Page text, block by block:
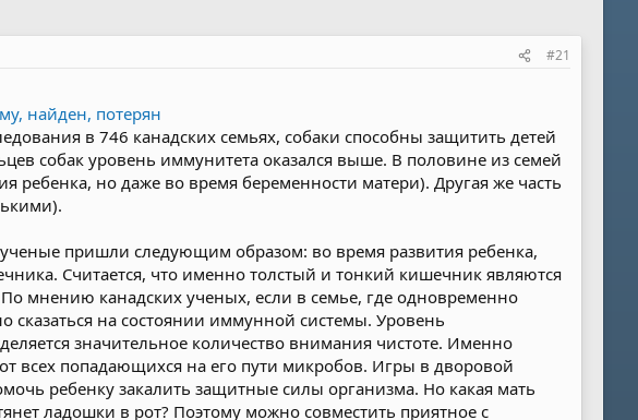
#21
найден, потерян
в 746 канадских семьях, собаки способны защитить детей
собак уровень иммунитета оказался выше. В половине из семей
но даже во время беременности матери). Другая же часть
пришли следующим образом: во время развития ребенка,
Считается, что именно толстый и тонкий кишечник являются
мнению канадских ученых, если в семье, где одновременно
сказаться на состоянии иммунной системы. Уровень
значительное количество внимания чистоте. Именно
всех попадающихся на его пути микробов. Игры в дворовой
ребенку закалить защитные силы организма. Но какая мать
ладошки в рот? Поэтому можно совместить приятное с